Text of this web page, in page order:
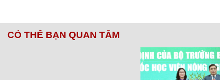
CÓ THỂ BẠN QUAN TÂM